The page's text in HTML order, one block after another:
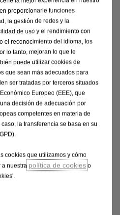
Hill Assist
de calidad ergonómicos
automático de
Test Drive
proporcionarle funciones
la gestión de redes y la
de uso y el rendimiento con
el reconocimiento del idioma, los
lo tanto, mejoran lo que le
puede utilizar cookies de
que sean más adecuados para
ser tratadas por terceros situados
Europeo (EEE), que
decisión de adecuación por
competentes en materia de
la transferencia se basa en su
cookies que utilizamos y cómo
a nuestra política de cookies o